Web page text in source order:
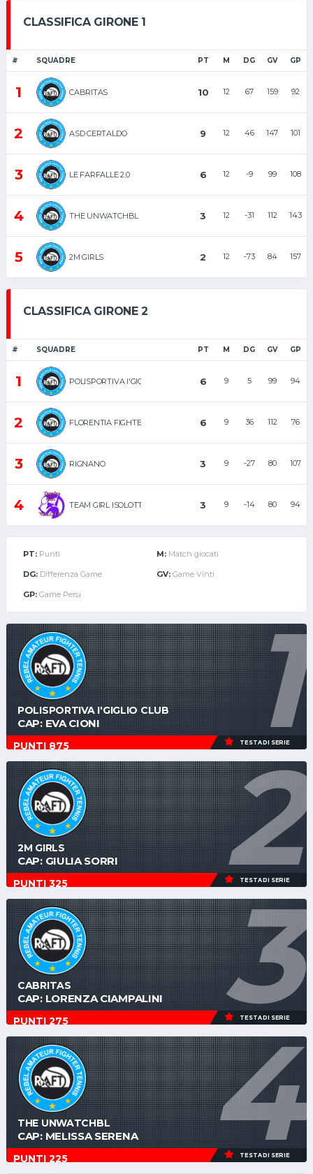
CLASSIFICA GIRONE 1
# SQUADRE PT M DG GV GP
1 CABRITAS 10 12 67 159 92
2 ASD CERTALDO 9 12 46 147 101
3 LE FARFALLE 2.0 6 12 -9 99 108
4 THE UNWATCHBL 3 12 -31 112 143
5 2M GIRLS 2 12 -73 84 157
CLASSIFICA GIRONE 2
# SQUADRE PT M DG GV GP
1 POLISPORTIVA I'GIGLIO CLUB 6 9 5 99 94
2 FLORENTIA FIGHTERS 6 9 36 112 76
3 RIGNANO 3 9 -27 80 107
4 TEAM GIRL ISOLOTTO 3 9 -14 80 94
PT: Punti M: Match giocati
DG: Differenza Game GV: Game Vinti
GP: Game Persi
1
POLISPORTIVA I'GIGLIO CLUB
CAP: EVA CIONI
PUNTI 875 TESTA DI SERIE
2
2M GIRLS
CAP: GIULIA SORRI
PUNTI 325 TESTA DI SERIE
3
CABRITAS
CAP: LORENZA CIAMPALINI
PUNTI 275 TESTA DI SERIE
4
THE UNWATCHBL
CAP: MELISSA SERENA
PUNTI 225 TESTA DI SERIE